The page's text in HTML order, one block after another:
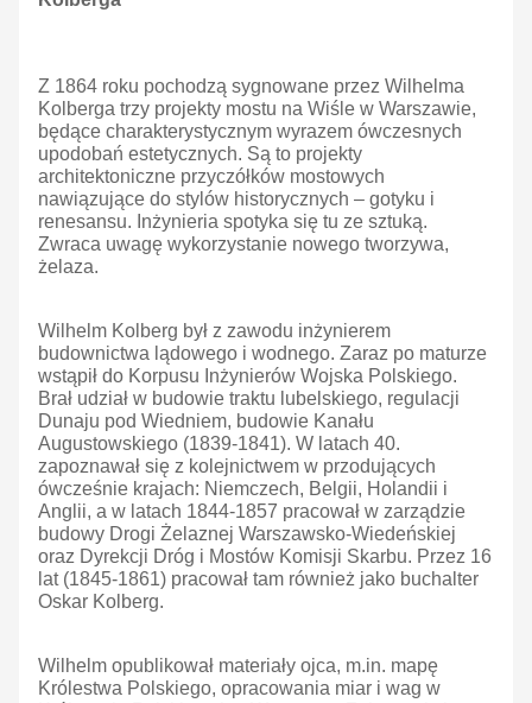
Z 1864 roku pochodzą sygnowane przez Wilhelma
Kolberga trzy projekty mostu na Wiśle w Warszawie,
będące charakterystycznym wyrazem ówczesnych
upodobań estetycznych. Są to projekty
architektoniczne przyczółków mostowych
nawiązujące do stylów historycznych – gotyku i
renesansu. Inżynieria spotyka się tu ze sztuką.
Zwraca uwagę wykorzystanie nowego tworzywa,
żelaza.
Wilhelm Kolberg był z zawodu inżynierem
budownictwa lądowego i wodnego. Zaraz po maturze
wstąpił do Korpusu Inżynierów Wojska Polskiego.
Brał udział w budowie traktu lubelskiego, regulacji
Dunaju pod Wiedniem, budowie Kanału
Augustowskiego (1839-1841). W latach 40.
zapoznawał się z kolejnictwem w przodujących
ówcześnie krajach: Niemczech, Belgii, Holandii i
Anglii, a w latach 1844-1857 pracował w zarządzie
budowy Drogi Żelaznej Warszawsko-Wiedeńskiej
oraz Dyrekcji Dróg i Mostów Komisji Skarbu. Przez 16
lat (1845-1861) pracował tam również jako buchalter
Oskar Kolberg.
Wilhelm opublikował materiały ojca, m.in. mapę
Królestwa Polskiego, opracowania miar i wag w